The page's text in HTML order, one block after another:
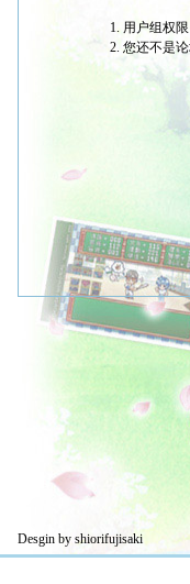
用户组权
您还不是
Desgin by shiorifujisaki